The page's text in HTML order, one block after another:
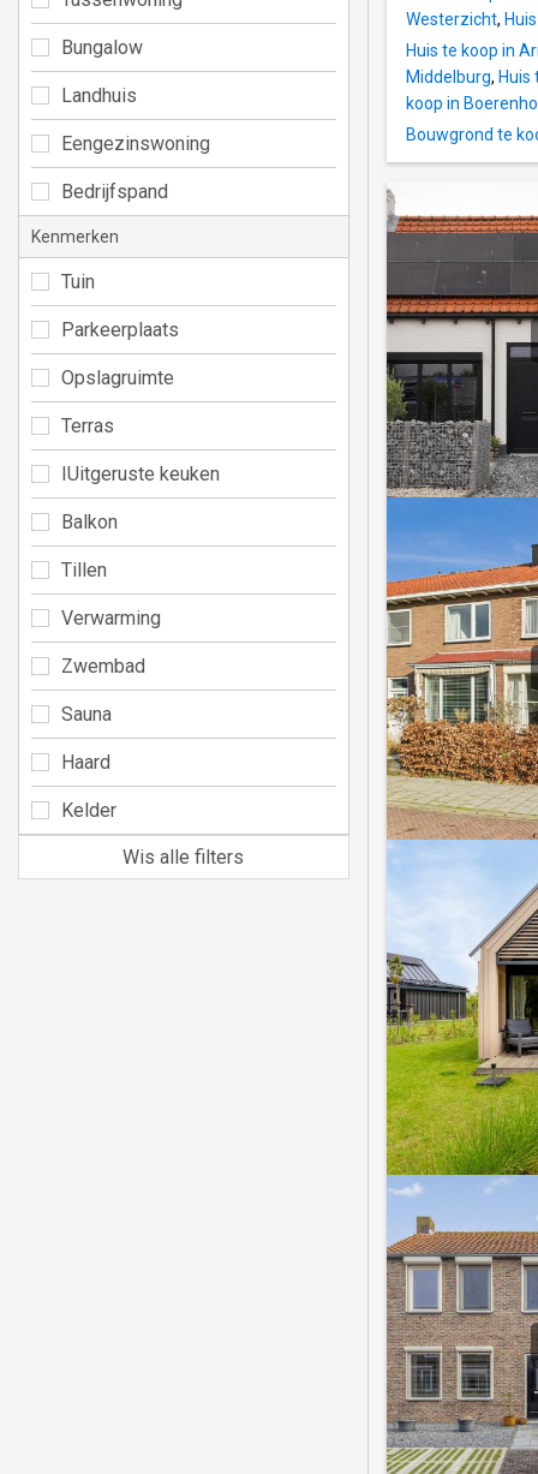
Westerzicht,
Huis te koop in
Middelburg, Huis
koop in Boerenhol
Bouwgrond te
Bungalow
Landhuis
Eengezinswoning
Bedrijfspand
Kenmerken
Tuin
Parkeerplaats
Opslagruimte
Terras
IUitgeruste keuken
Balkon
Tillen
Verwarming
Zwembad
Sauna
Haard
Kelder
Wis alle filters